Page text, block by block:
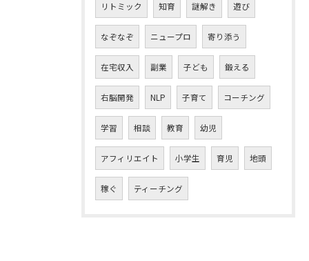
リトミック 知育 謎解き 遊び
なぞなぞ ニュープロ 寄り添う
在宅収入 副業 子ども 鍛える
右脳開発 NLP 子育て コーチング
学習 相談 教育 幼児
アフィリエイト 小学生 育児 地頭
稼ぐ ティーチング